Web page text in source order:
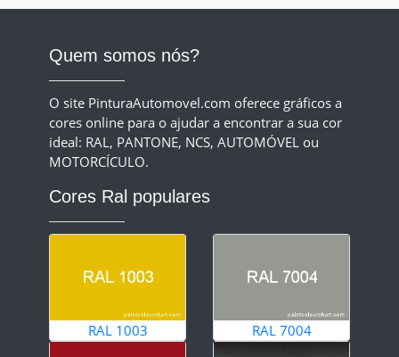
Quem somos nós?
O site PinturaAutomovel.com oferece gráficos a
cores online para o ajudar a encontrar a sua cor
ideal: RAL, PANTONE, NCS, AUTOMÓVEL ou
MOTORCÍCULO.
Cores Ral populares
RAL 1003 RAL 7004